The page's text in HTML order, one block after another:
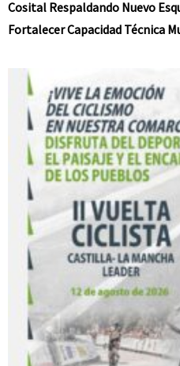
Cosital Respaldando Nuevo
Fortalecer Capacidad Técnica